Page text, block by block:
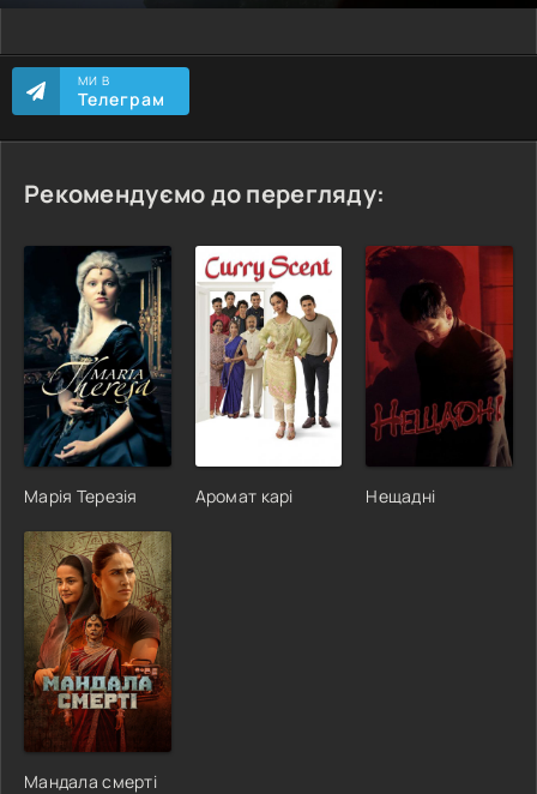
МИ В
Телеграм
Рекомендуємо до перегляду:
Марія Терезія Аромат карі Нещадні
Мандала смерті